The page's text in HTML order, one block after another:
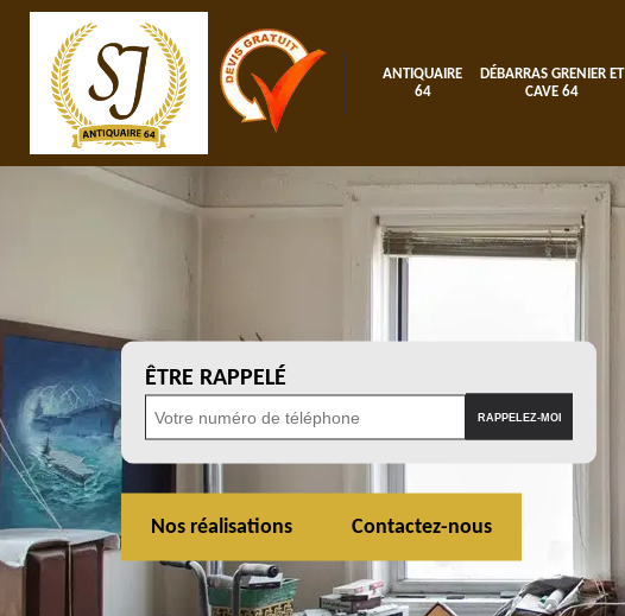
ANTIQUAIRE
64
DÉBARRAS GRENIER ET
CAVE 64
ÊTRE RAPPELÉ
Nos réalisations Contactez-nous